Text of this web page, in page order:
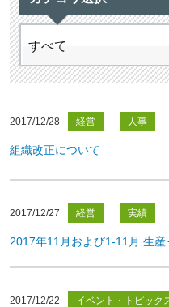
2017/12/28 経営 人事
組織改正について
2017/12/27 経営 実績
2017年11月および1-11月 生産
2017/12/22 イベント・トピック